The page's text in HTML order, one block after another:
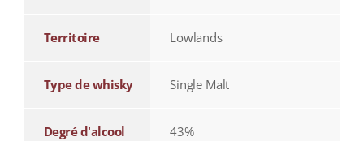
Territoire Lowlands
Type de whisky Single Malt
Degré d'alcool 43%